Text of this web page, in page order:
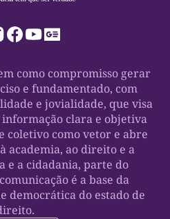
como compromisso gerar
e fundamentado, com
e jovialidade, que visa
informação clara e objetiva
coletivo como vetor e abre
academia, ao direito e a
e a cidadania, parte do
é a base da
democrática do estado de